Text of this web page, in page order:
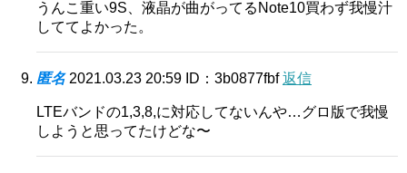
うんこ重い9S、液晶が曲がってるNote10買わず我慢汁
しててよかった。
匿名 2021.03.23 20:59 ID：3b0877fbf返信
LTEバンドの1,3,8,に対応してないんや…グロ版で我慢
しようと思ってたけどな〜